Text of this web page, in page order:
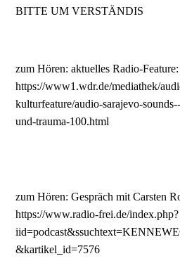
BITTE UM VERSTÄNDIS
zum Hören: aktuelles Radio-Feature:
https://www1.wdr.de/mediathek/
kulturfeature/audio-sarajevo-
und-trauma-100.html
zum Hören: Gespräch mit Carsten
https://www.radio-frei.de/index.php?
&kartikel_id=7576